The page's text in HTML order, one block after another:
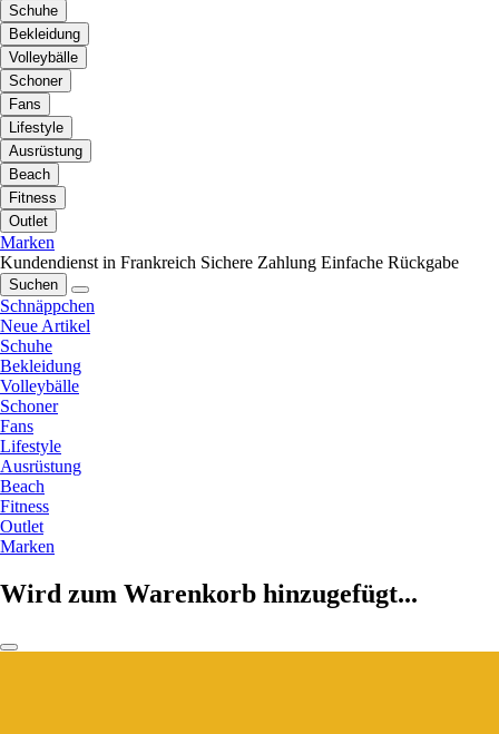
Schuhe
Bekleidung
Volleybälle
Schoner
Fans
Lifestyle
Ausrüstung
Beach
Fitness
Outlet
Marken
Kundendienst in Frankreich Sichere Zahlung Einfache Rückgabe
Suchen
Schnäppchen
Neue Artikel
Schuhe
Bekleidung
Volleybälle
Schoner
Fans
Lifestyle
Ausrüstung
Beach
Fitness
Outlet
Marken
Wird zum Warenkorb hinzugefügt...